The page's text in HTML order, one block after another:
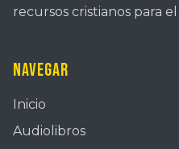
recursos cristianos para
Navegar
Inicio
Audiolibros